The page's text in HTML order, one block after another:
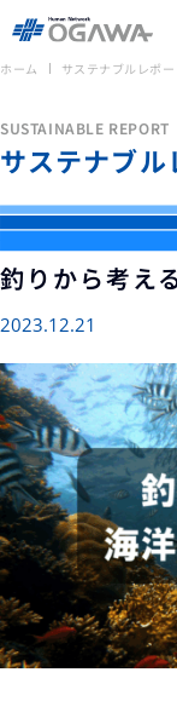
ホーム サステナブルレポー
SUSTAINABLE REPORT
サステナブル
釣りから考え
2023.12.21